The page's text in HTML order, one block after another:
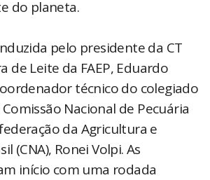
do planeta.
pelo presidente da CT
de Leite da FAEP, Eduardo
técnico do colegiado
Nacional de Pecuária
da Agricultura e
(CNA), Ronei Volpi. As
início com uma rodada